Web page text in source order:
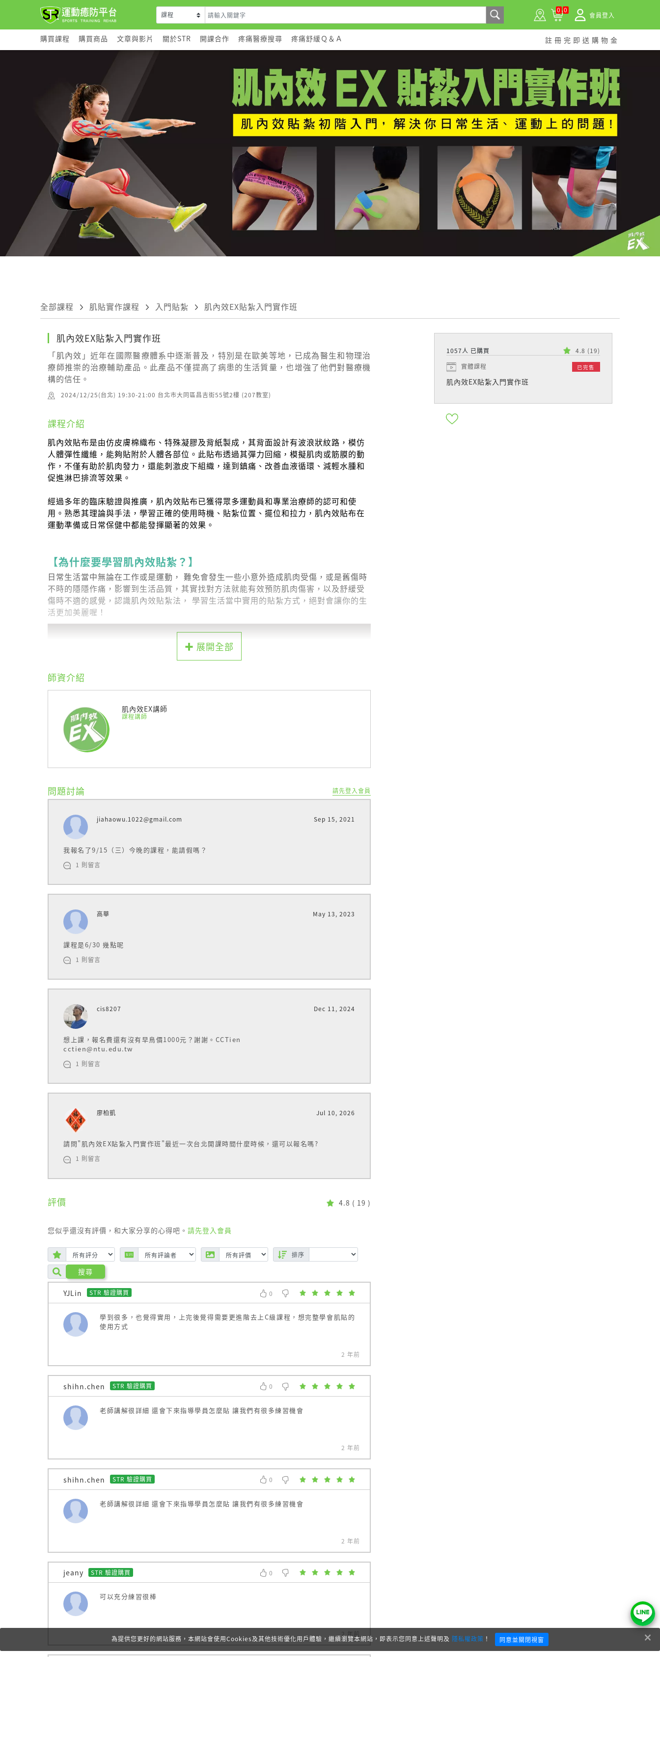
0 0
會員登入
購買課程 購買商品 文章與影片 關於STR 開課合作 疼痛醫療搜尋 疼痛舒緩Ｑ＆Ａ 註冊完即送購物金
全部課程 肌貼實作課程 入門貼紮 肌內效EX貼紮入門實作班
肌內效EX貼紮入門實作班
「肌內效」近年在國際醫療體系中逐漸普及，特別是在歐美等地，已成為醫生和物理治
療師推崇的治療輔助產品。此產品不僅提高了病患的生活質量，也增強了他們對醫療機
構的信任。
2024/12/25(台北) 19:30-21:00 台北市大同區昌吉街55號2樓 (207教室)
課程介紹
肌內效貼布是由仿皮膚棉織布、特殊凝膠及背紙製成，其背面設計有波浪狀紋路，模仿
人體彈性纖維，能夠貼附於人體各部位。此貼布透過其彈力回縮，模擬肌肉或筋膜的動
作，不僅有助於肌肉發力，還能刺激皮下組織，達到鎮痛、改善血液循環、減輕水腫和
促進淋巴排流等效果。
經過多年的臨床驗證與推廣，肌內效貼布已獲得眾多運動員和專業治療師的認可和使
用。熟悉其理論與手法，學習正確的使用時機、貼紮位置、擺位和拉力，肌內效貼布在
運動準備或日常保健中都能發揮顯著的效果。
【為什麼要學習肌內效貼紮？】
日常生活當中無論在工作或是運動， 難免會發生一些小意外造成肌肉受傷，或是舊傷時
不時的隱隱作痛，影響到生活品質，其實找對方法就能有效預防肌肉傷害，以及舒緩受
傷時不適的感覺，認識肌內效貼紮法， 學習生活當中實用的貼紮方式，絕對會讓你的生
活更加美麗喔！
【什麼是肌內效貼布？】
肌內效貼布是由仿皮膚棉織布、特殊凝膠及背紙製成，其背面設計有波浪狀紋路，模仿
人體彈性纖維，能夠貼附於人體各部位。 此貼布透過其彈力回縮，模擬肌肉或筋膜的動
作，不僅有助於肌肉發力，還能刺激皮下組織，達到鎮痛、改善血液循環、減輕水腫和
促進淋巴排流等效果。
【您可能有興趣的產品】日常貼紮產品
【您可能有興趣的課程】
【課程簡介】
本課程特別為使用肌內效貼布的新手而設計，針對日常生活中常見的肩頸酸痛、腰酸背
痛、膝蓋痠痛無力，透過簡單快速的貼紮手法，讓您體驗到肌內效貼布的神奇魅力。肌
內效EX團隊教您如何一次使用就上手！
【關於肌內效貼布】
日本Nitto原廠肌內效貼大幅強化了耐用度及使用舒適性，讓肌內效貼布更有效幫助我們
提升在運動及日常使用時的機能。
貼更久 : 可使用2-3天
更防水 : 耐水系數提高，不容易脫落透氣性更佳
低過敏 : 特殊配方，親膚感更佳
【你會學習到什麼？】
肌內效貼布的使用方法及原理
肩頸貼紮
常見問題解答
✚ 展開全部
師資介紹
肌內效EX講師
課程講師
問題討論 請先登入會員
jiahaowu.1022@gmail.com Sep 15, 2021
我報名了9/15（三）今晚的課程，能請假嗎？
1 則留言
高華 May 13, 2023
課程是6/30 幾點呢
1 則留言
cis8207 Dec 11, 2024
想上課，報名費還有沒有早鳥價1000元？謝謝。CCTien
cctien@ntu.edu.tw
1 則留言
廖柏凱 Jul 10, 2026
請問"肌內效EX貼紮入門實作班"最近一次台北開課時間什麼時候，還可以報名嗎?
1 則留言
評價 4.8 ( 19 )
您似乎還沒有評價，和大家分享的心得吧。請先登入會員
排序
搜尋
YJLin STR 驗證購買
0
0
學到很多，也覺得實用，上完後覺得需要更進階去上C級課程，想完整學會肌貼的
使用方式
2 年前
shihn.chen STR 驗證購買
0
0
老師講解很詳細 還會下來指導學員怎麼貼 讓我們有很多練習機會
2 年前
shihn.chen STR 驗證購買
0
0
老師講解很詳細 還會下來指導學員怎麼貼 讓我們有很多練習機會
2 年前
jeany STR 驗證購買
0
0
可以充分練習很棒
2 年前
1057人 已購買 4.8 (19)
實體課程
已完售
肌內效EX貼紮入門實作班
×
為提供您更好的網站服務，本網站會使用Cookies及其他技術優化用戶體驗，繼續瀏覽本網站，即表示您同意上述聲明及 隱私權政策 ！ 同意並關閉視窗